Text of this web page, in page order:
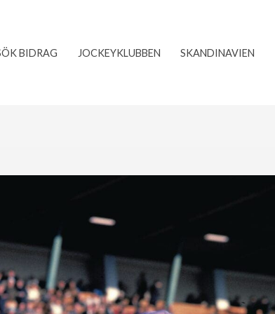
BIDRAG JOCKEYKLUBBEN SKANDINAVIEN